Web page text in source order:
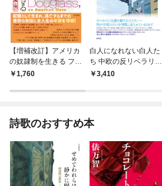
【増補改訂】アメリカ
の奴隷制を生きる フレ
デリック・ダグラス自
1,760
白人になれない白人た
ち 中欧の反リベラリズ
ムとレイシズム
3,410
詩歌のおすすめ本